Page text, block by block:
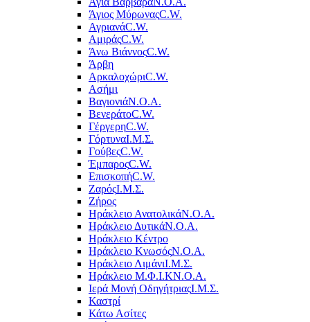
Άγιος ΜύρωναςC.W.
ΑγριανάC.W.
ΑμιράςC.W.
Άνω ΒιάννοςC.W.
Άρβη
ΑρκαλοχώριC.W.
Ασήμι
ΒαγιονιάΝ.Ο.Α.
ΒενεράτοC.W.
ΓέργερηC.W.
ΓόρτυναΙ.Μ.Σ.
ΓούβεςC.W.
ΈμπαροςC.W.
ΕπισκοπήC.W.
ΖαρόςΙ.Μ.Σ.
Ζήρος
Ηράκλειο ΑνατολικάΝ.Ο.Α.
Ηράκλειο ΔυτικάΝ.Ο.Α.
Ηράκλειο Κέντρο
Ηράκλειο ΚνωσόςΝ.Ο.Α.
Ηράκλειο ΛιμάνιΙ.Μ.Σ.
Ηράκλειο Μ.Φ.Ι.ΚΝ.Ο.Α.
Ιερά Μονή ΟδηγήτριαςΙ.Μ.Σ.
Καστρί
Κάτω Ασίτες